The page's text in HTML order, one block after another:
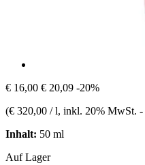
€ 16,00 € 20,09 -20%
(€ 320,00 / l, inkl. 20% MwSt. -
Inhalt: 50 ml
Auf Lager